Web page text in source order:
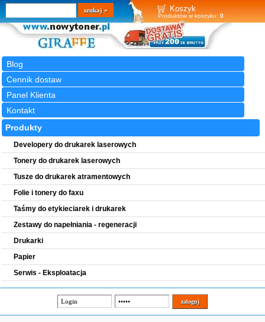
Koszyk
Produktów w koszyku: 0
Blog
Cennik dostaw
Panel Klienta
Kontakt
Wyszukiwarka
szukaj
Produkty
Developery do drukarek laserowych
Tonery do drukarek laserowych
Tusze do drukarek atramentowych
Folie i tonery do faxu
Taśmy do etykieciarek i drukarek
Zestawy do napełniania - regeneracji
Drukarki
Papier
Serwis - Eksploatacja